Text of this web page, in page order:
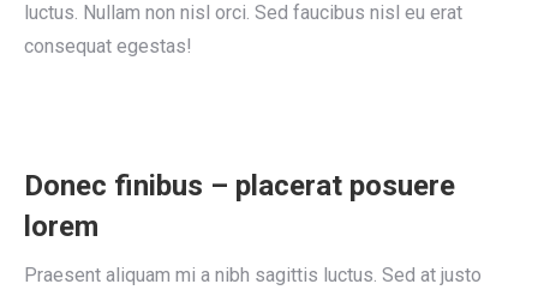
luctus. Nullam non nisl orci. Sed faucibus nisl eu erat
consequat egestas!
Donec finibus – placerat posuere
lorem
Praesent aliquam mi a nibh sagittis luctus. Sed at justo